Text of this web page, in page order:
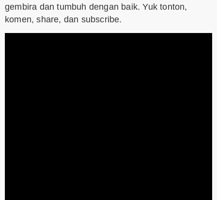
gembira dan tumbuh dengan baik. Yuk tonton,
komen, share, dan subscribe.